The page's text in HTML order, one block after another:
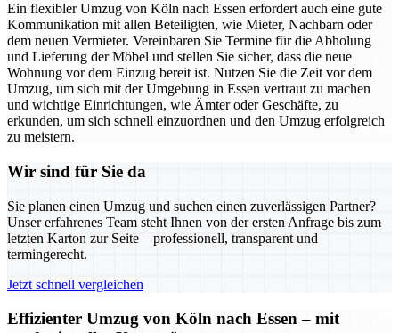
Ein flexibler Umzug von Köln nach Essen erfordert auch eine gute
Kommunikation mit allen Beteiligten, wie Mieter, Nachbarn oder
dem neuen Vermieter. Vereinbaren Sie Termine für die Abholung
und Lieferung der Möbel und stellen Sie sicher, dass die neue
Wohnung vor dem Einzug bereit ist. Nutzen Sie die Zeit vor dem
Umzug, um sich mit der Umgebung in Essen vertraut zu machen
und wichtige Einrichtungen, wie Ämter oder Geschäfte, zu
erkunden, um sich schnell einzuordnen und den Umzug erfolgreich
zu meistern.
Wir sind für Sie da
Sie planen einen Umzug und suchen einen zuverlässigen Partner?
Unser erfahrenes Team steht Ihnen von der ersten Anfrage bis zum
letzten Karton zur Seite – professionell, transparent und
termingerecht.
Jetzt schnell vergleichen
Effizienter Umzug von Köln nach Essen – mit